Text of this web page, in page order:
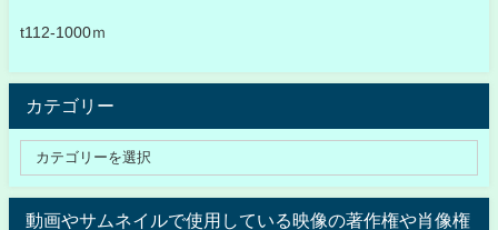
t112-1000ｍ
カテゴリー
動画やサムネイルで使用している映像の著作権や肖像権